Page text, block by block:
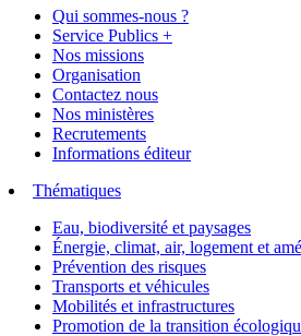
Qui sommes-nous ?
Service Publics +
Nos missions
Organisation
Contactez nous
Nos ministères
Recrutements
Informations éditeur
Thématiques
Eau, biodiversité et paysages
Énergie, climat, air, logement et
Prévention des risques
Transports et véhicules
Mobilités et infrastructures
Promotion de la transition